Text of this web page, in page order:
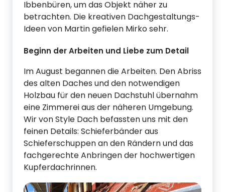
Ibbenbüren, um das Objekt näher zu
betrachten. Die kreativen Dachgestaltungs-
Ideen von Martin gefielen Mirko sehr.
Beginn der Arbeiten und Liebe zum Detail
Im August begannen die Arbeiten. Den Abriss
des alten Daches und den notwendigen
Holzbau für den neuen Dachstuhl übernahm
eine Zimmerei aus der näheren Umgebung.
Wir von Style Dach befassten uns mit den
feinen Details: Schieferbänder aus
Schieferschuppen an den Rändern und das
fachgerechte Anbringen der hochwertigen
Kupferdachrinnen.